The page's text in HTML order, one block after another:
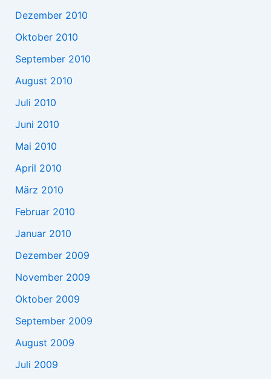
Dezember 2010
Oktober 2010
September 2010
August 2010
Juli 2010
Juni 2010
Mai 2010
April 2010
März 2010
Februar 2010
Januar 2010
Dezember 2009
November 2009
Oktober 2009
September 2009
August 2009
Juli 2009